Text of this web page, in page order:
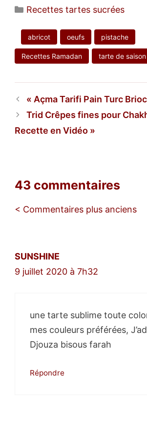
Catégories
Recettes tartes sucrées
abricot oeufs pistache
Recettes Ramadan tarte de saison
Açma Tarifi Pain Turc
Trid Crêpes fines pour
Recette en Vidéo
43 commentaires
Navigation
< Commentaires plus anciens
SUNSHINE
9 juillet 2020 à 7h32
une tarte sublime toute
mes couleurs préférées,
Djouza bisous farah
Répondre